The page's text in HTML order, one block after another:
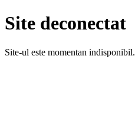
Site deconectat
Site-ul este momentan indisponibil.